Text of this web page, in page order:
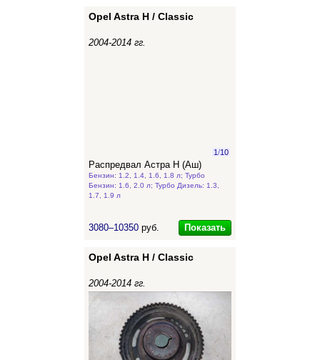
Opel Astra H / Classic
2004-2014 гг.
1/10
Распредвал Астра Н (Аш)
Бензин: 1.2, 1.4, 1.6, 1.8 л; Турбо
Бензин: 1.6, 2.0 л; Турбо Дизель: 1.3,
1.7, 1.9 л
3080–10350 руб. Показать
Opel Astra H / Classic
2004-2014 гг.